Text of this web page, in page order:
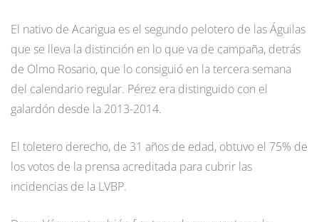
El nativo de Acarigua es el segundo pelotero de las Águilas
que se lleva la distinción en lo que va de campaña, detrás
de Olmo Rosario, que lo consiguió en la tercera semana
del calendario regular. Pérez era distinguido con el
galardón desde la 2013-2014.
El toletero derecho, de 31 años de edad, obtuvo el 75% de
los votos de la prensa acreditada para cubrir las
incidencias de la LVBP.